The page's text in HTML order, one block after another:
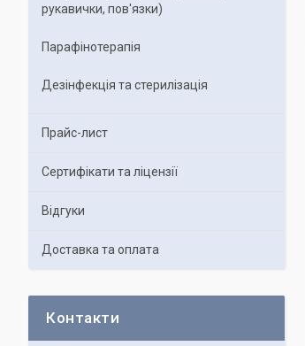
рукавички, пов'язки)
Парафінотерапія
Дезінфекція та стерилізація
Прайс-лист
Сертифікати та ліцензії
Відгуки
Доставка та оплата